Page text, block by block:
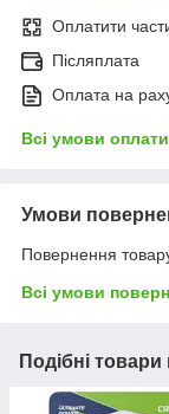
Оплатити
Післяплата
Оплата на
Всі умови оплати
Умови
Повернення
Всі умови
Подібні товари